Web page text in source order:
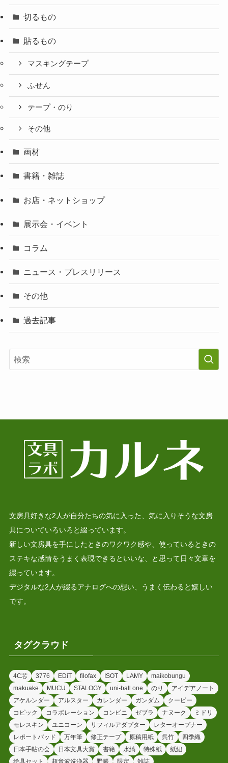
切るもの
貼るもの
マスキングテープ
ふせん
テープ・のり
その他
画材
書籍・雑誌
お店・ネットショップ
展示会・イベント
コラム
ニュース・プレスリリース
その他
過去記事
文房具好きな2人が自分たちの気に入った、気に入りそうな文房
具についていろいろと綴っています。
新しい文房具を手にしたときのワクワク感や、使っているときの
ステキな感情をうまく表現できるといいな、と思って日々文章を
綴っています。
デジタルな2人が綴るアナログへの想い、うまく伝わると嬉しい
です。
タグクラウド
4C芯 3776 EDiT filofax ISOT LAMY
maikobungu
makuake
MUCU STALOGY uni-ball one のり
アイデアノート
アケルンダー
アルスター カレンダー ガンダム
クーピー
コピック
コラボレーション コンビニ ゼブラ ナヌーク
ミドリ
モレスキン
ユニコーン リフィルアダプター
レターオープナー
レポートパッド
万年筆 修正テープ 原稿用紙 呉竹
四季織
日本手帖の会
日本文具大賞 書籍 水縞 特殊紙
紙紐